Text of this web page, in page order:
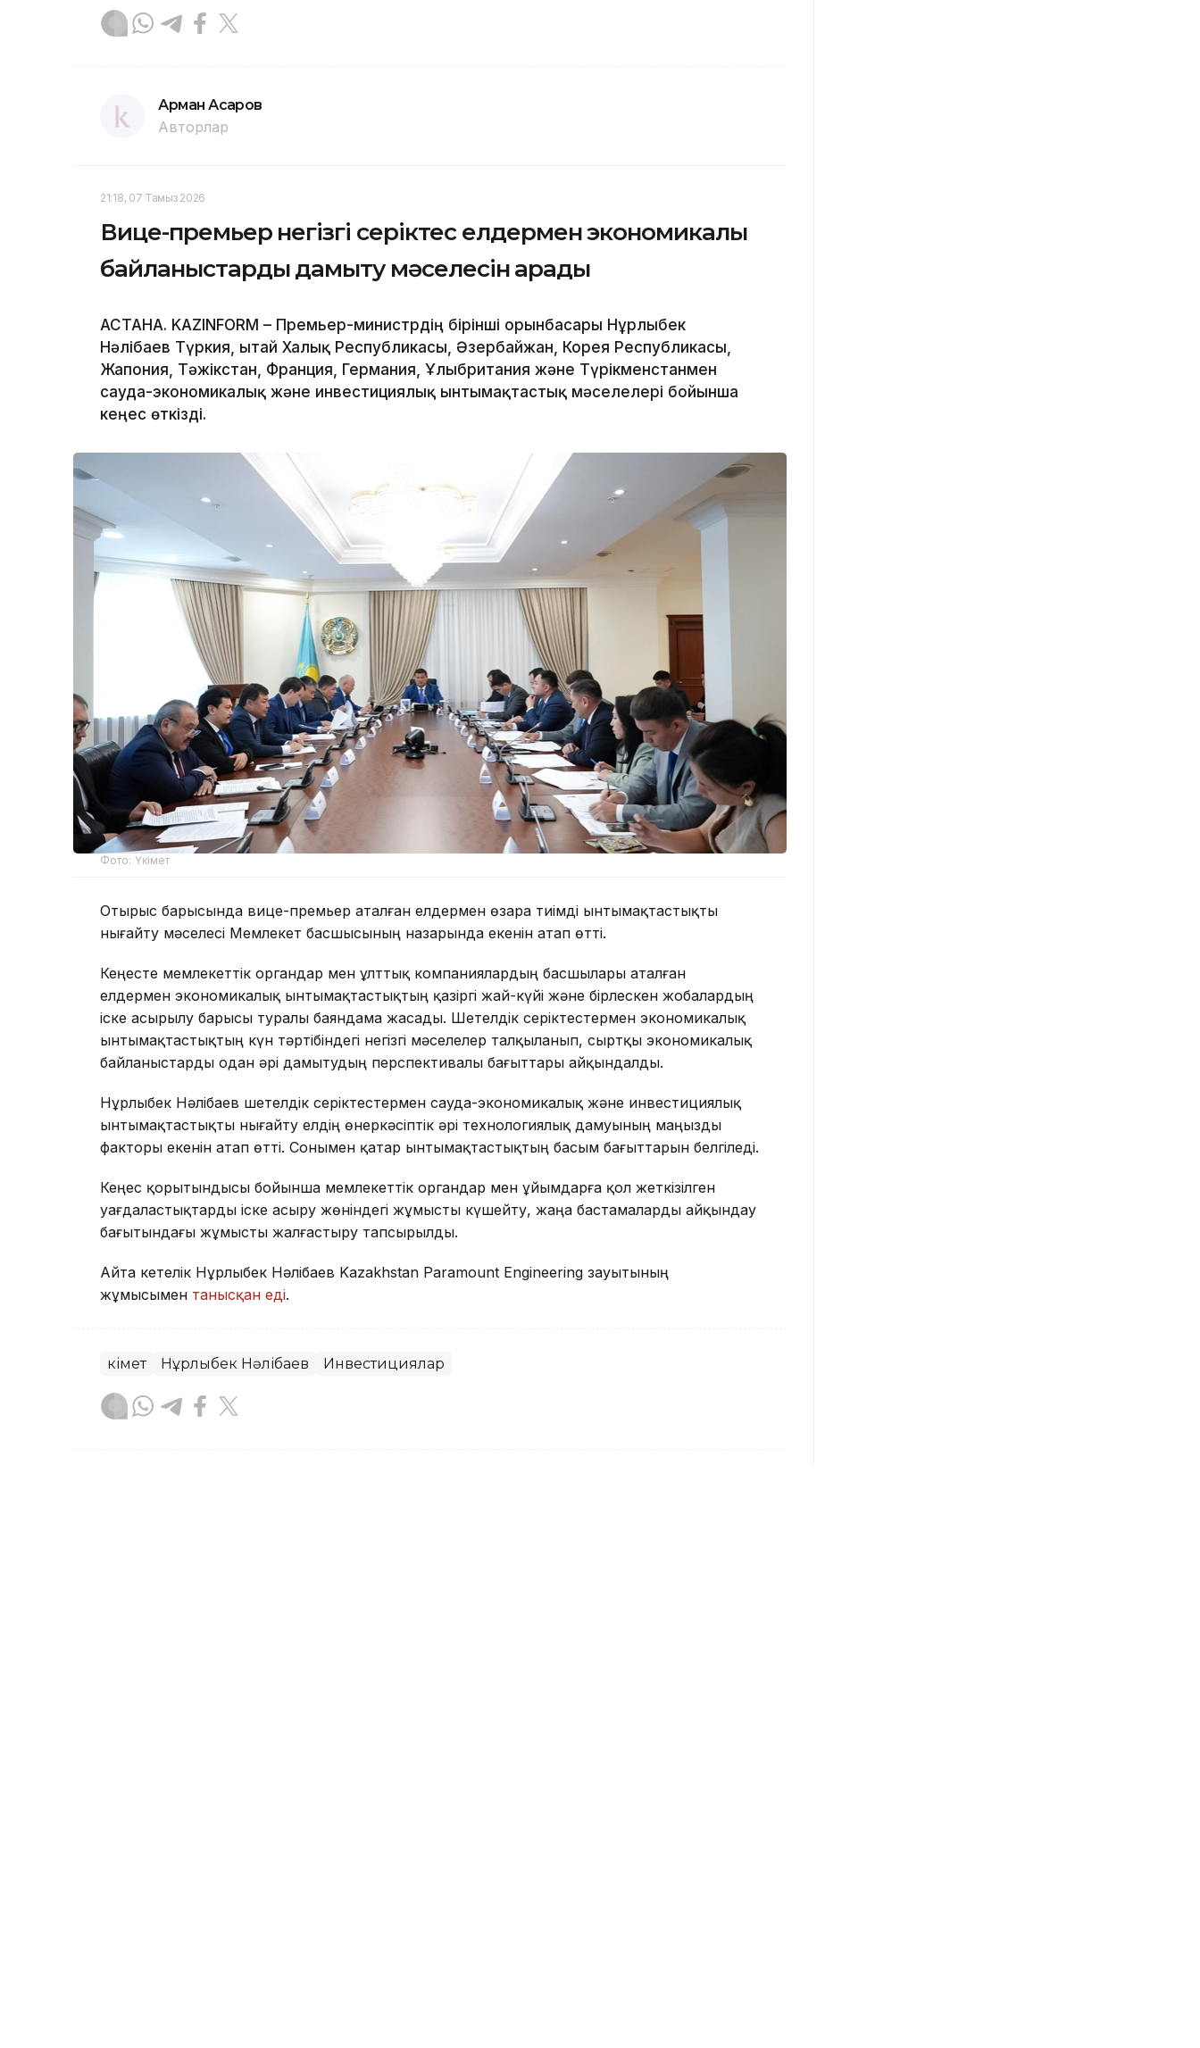
Арман Асқаров
Авторлар
21:18, 07 Тамыз 2026
Вице-премьер негізгі серіктес елдермен экономикалық
байланыстарды дамыту мәселесін қарады
АСТАНА. KAZINFORM – Премьер-министрдің бірінші орынбасары Нұрлыбек
Нәлібаев Түркия, Қытай Халық Республикасы, Әзербайжан, Корея Республикасы,
Жапония, Тәжікстан, Франция, Германия, Ұлыбритания және Түрікменстанмен
сауда-экономикалық және инвестициялық ынтымақтастық мәселелері бойынша
кеңес өткізді.
Фото: Үкімет
Отырыс барысында вице-премьер аталған елдермен өзара тиімді ынтымақтастықты
нығайту мәселесі Мемлекет басшысының назарында екенін атап өтті.
Кеңесте мемлекеттік органдар мен ұлттық компаниялардың басшылары аталған
елдермен экономикалық ынтымақтастықтың қазіргі жай-күйі және бірлескен жобалардың
іске асырылу барысы туралы баяндама жасады. Шетелдік серіктестермен экономикалық
ынтымақтастықтың күн тәртібіндегі негізгі мәселелер талқыланып, сыртқы экономикалық
байланыстарды одан әрі дамытудың перспективалы бағыттары айқындалды.
Нұрлыбек Нәлібаев шетелдік серіктестермен сауда-экономикалық және инвестициялық
ынтымақтастықты нығайту елдің өнеркәсіптік әрі технологиялық дамуының маңызды
факторы екенін атап өтті. Сонымен қатар ынтымақтастықтың басым бағыттарын белгіледі.
Кеңес қорытындысы бойынша мемлекеттік органдар мен ұйымдарға қол жеткізілген
уағдаластықтарды іске асыру жөніндегі жұмысты күшейту, жаңа бастамаларды айқындау
бағытындағы жұмысты жалғастыру тапсырылды.
Айта кетелік Нұрлыбек Нәлібаев Kazakhstan Paramount Engineering зауытының
жұмысымен танысқан еді.
Үкімет Нұрлыбек Нәлібаев Инвестициялар